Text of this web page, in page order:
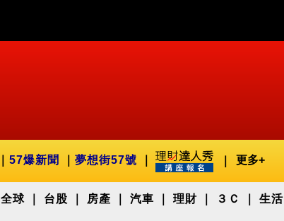
57爆新聞 夢想街57號 更多+
全球 台股 房產 汽車 理財 ３Ｃ 生活